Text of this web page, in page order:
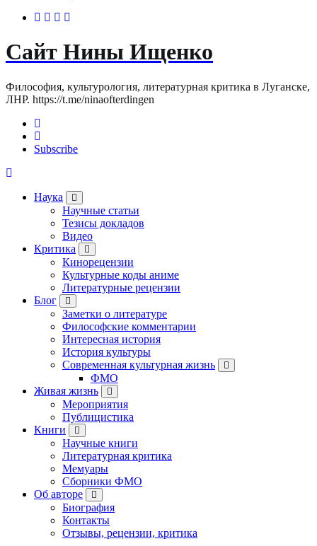
Сайт Нины Ищенко
Философия, культурология, литературная критика в Луганске,
ЛНР. https://t.me/ninaofterdingen
Subscribe
Наука
Научные статьи
Тезисы докладов
Видео
Критика
Кинорецензии
Культурные коды аниме
Литературные рецензии
Блог
Заметки о литературе
Философские комментарии
Интересная история
История культуры
Современная культурная жизнь
ФМО
Живая жизнь
Мероприятия
Публицистика
Книги
Научные книги
Литературная критика
Мемуары
Сборники ФМО
Об авторе
Биография
Контакты
Отзывы, рецензии, критика